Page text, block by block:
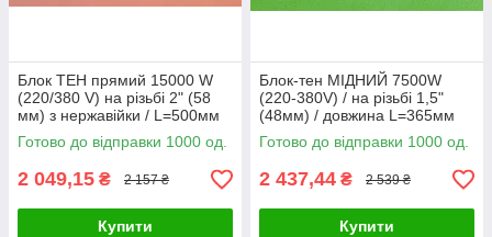
Блок ТЕН прямий 15000 W
(220/380 V) на різьбі 2" (58
мм) з нержавійки / L=500мм
Balcik, Туреччина Zipexpert
Готово до відправки 1000 од.
2 049,15 ₴ 2 157 ₴
Купити
Блок-тен МІДНИЙ 7500W
(220-380V) / на різьбі 1,5"
(48мм) / довжина L=365мм
Thermowatt, Італія Zipexpert
Готово до відправки 1000 од.
2 437,44 ₴ 2 539 ₴
Купити